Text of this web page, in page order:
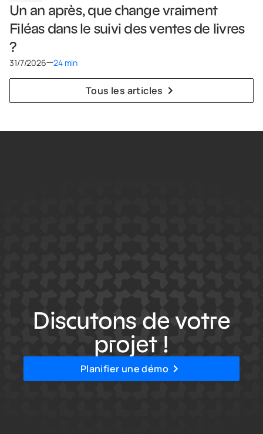
Un an après, que change vraiment
Filéas dans le suivi des ventes de livres
?
31/7/2026 24 min
Tous les articles
Discutons de votre
projet !
Planifier une démo